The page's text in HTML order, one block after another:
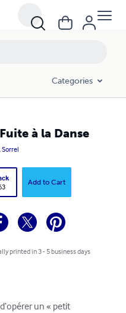
Categories
à la Danse
Add to Cart
printed in 3 - 5 business days
un « petit